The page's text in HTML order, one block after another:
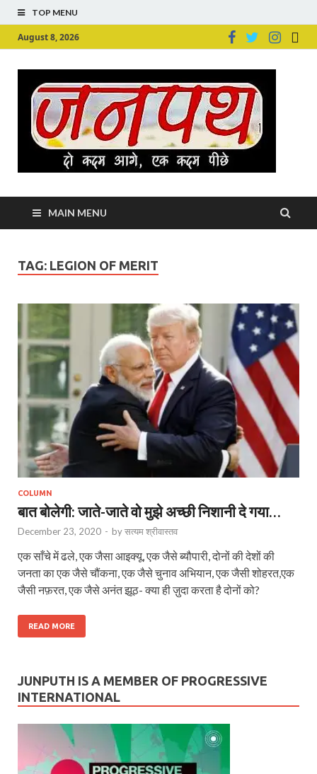
TOP MENU
August 8, 2026
MAIN MENU
TAG: LEGION OF MERIT
COLUMN
बात बोलेगी: जाते-जाते वो मुझे अच्छी निशानी दे गया…
December 23, 2020 - byसत्यम श्रीवास्तव
एक साँचे में ढले, एक जैसा आइक्यू, एक जैसे ब्यौपारी, दोनों की देशों की
जनता का एक जैसे चौंकना, एक जैसे चुनाव अभियान, एक जैसी शोहरत,एक
जैसी नफ़रत, एक जैसे अनंत झूठ- क्या ही ज़ुदा करता है दोनों को?
READ MORE
JUNPUTH IS A MEMBER OF PROGRESSIVE
INTERNATIONAL